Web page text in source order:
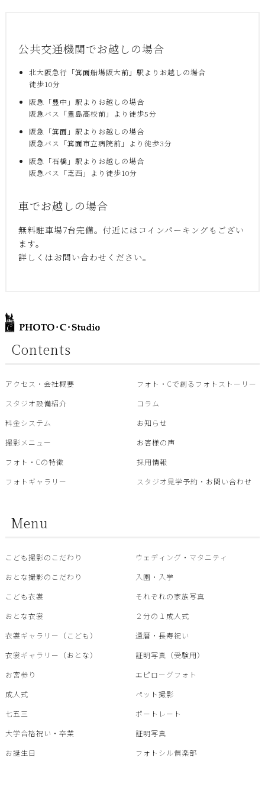
公共交通機関でお越しの場合
北大阪急行「箕面船場阪大前」駅よりお越しの場合
徒歩10分
阪急「豊中」駅よりお越しの場合
阪急バス「豊島高校前」より徒歩5分
阪急「箕面」駅よりお越しの場合
阪急バス「箕面市立病院前」より徒歩3分
阪急「石橋」駅よりお越しの場合
阪急バス「芝西」より徒歩10分
車でお越しの場合
無料駐車場7台完備。付近にはコインパーキングもござい
ます。
詳しくはお問い合わせください。
Contents
アクセス・会社概要
スタジオ設備紹介
料金システム
撮影メニュー
フォト・Cの特徴
フォトギャラリー
フォト・Cで創るフォトストーリー
コラム
お知らせ
お客様の声
採用情報
スタジオ見学予約・お問い合わせ
Menu
こども撮影のこだわり
おとな撮影のこだわり
こども衣裳
おとな衣裳
衣裳ギャラリー（こども）
衣裳ギャラリー（おとな）
お宮参り
成人式
七五三
大学合格祝い・卒業
お誕生日
ウェディング・マタニティ
入園・入学
それぞれの家族写真
２分の１成人式
還暦・⾧寿祝い
証明写真（受験用）
エピローグフォト
ペット撮影
ポートレート
証明写真
フォトシル倶楽部